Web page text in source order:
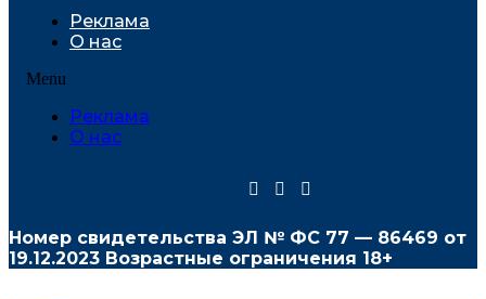
Реклама
О нас
Menu
Реклама
О нас
Номер свидетельства ЭЛ № ФС 77 — 86469 от
19.12.2023 Возрастные ограничения 18+